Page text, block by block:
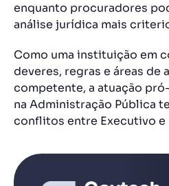
enquanto procuradores
análise jurídica mais
Como uma instituição em
deveres, regras e áreas de
competente, a atuação
na Administração Pública
conflitos entre Executivo e